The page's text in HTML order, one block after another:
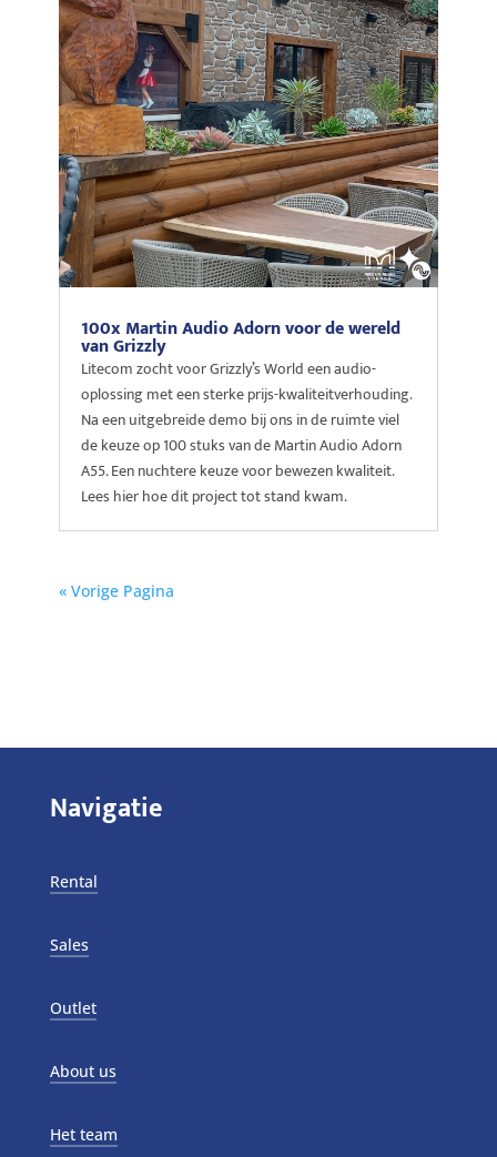
100x Martin Audio Adorn voor de wereld
van Grizzly
Litecom zocht voor Grizzly’s World een audio-
oplossing met een sterke prijs-kwaliteitverhouding.
Na een uitgebreide demo bij ons in de ruimte viel
de keuze op 100 stuks van de Martin Audio Adorn
A55. Een nuchtere keuze voor bewezen kwaliteit.
Lees hier hoe dit project tot stand kwam.
« Vorige Pagina
Navigatie
Rental
Sales
Outlet
About us
Het team